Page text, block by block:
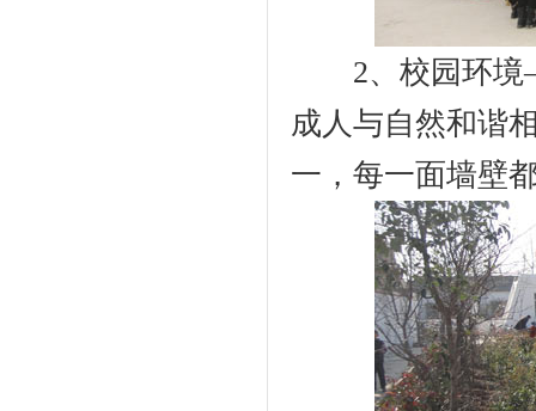
2、校园环境
成人与自然和谐
一，每一面墙壁